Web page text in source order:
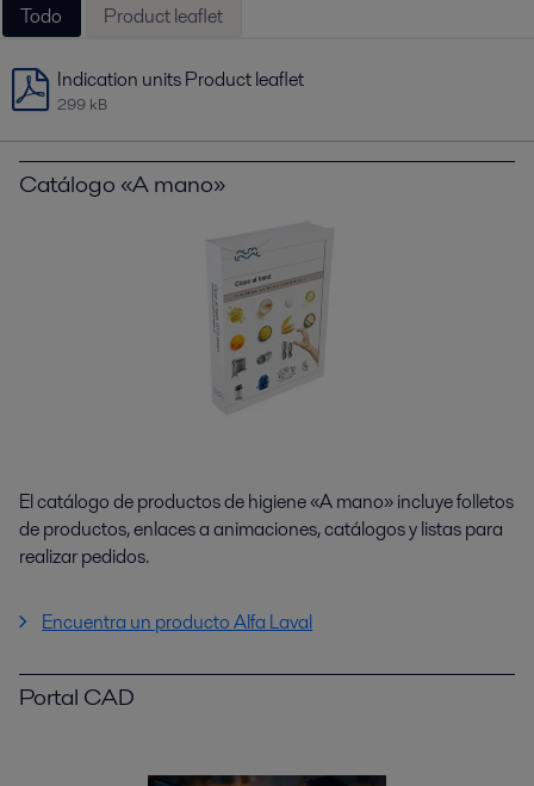
Todo Product leaflet
Indication units Product leaflet
299 kB
Catálogo «A mano»
El catálogo de productos de higiene «A mano» incluye folletos
de productos, enlaces a animaciones, catálogos y listas para
realizar pedidos.
Encuentra un producto Alfa Laval
Portal CAD